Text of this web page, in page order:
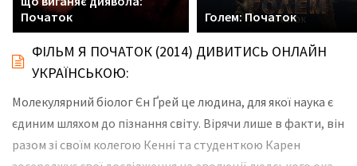
Початок
Голем: Початок
ФІЛЬМ Я ПОЧАТОК (2014) ДИВИТИСЬ ОНЛАЙН
УКРАЇНСЬКОЮ:
Молекулярний біолог Єн Ґрей це людина, для якої наука є
єдиним шляхом до пізнання світу. Вірячи лише в факти, він
разом зі своїм колегою Кенні та студенткою Карен